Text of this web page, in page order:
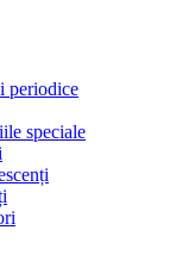
periodice
speciale